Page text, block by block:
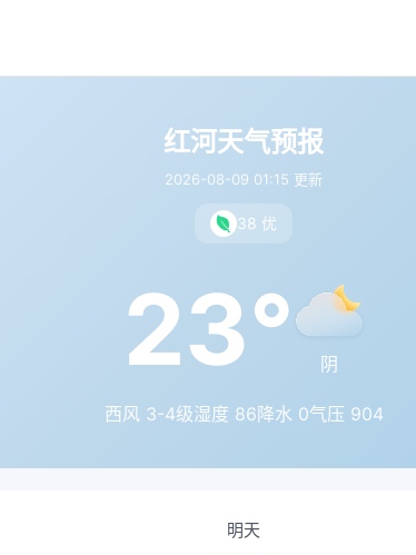
红河天气预报
2026-08-09 01:15 更新
38 优
23° 阴
西风 3-4级湿度 86降水 0气压 904
明天